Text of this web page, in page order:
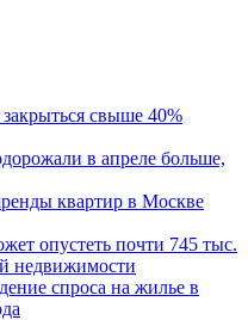
свыше 40%
в апреле больше,
квартир в Москве
опустеть почти 745 тыс.
недвижимости
спроса на жилье в